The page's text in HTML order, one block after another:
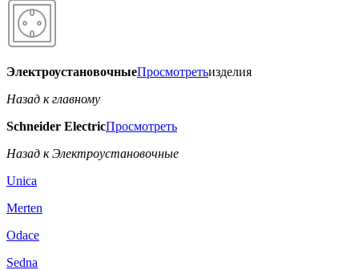
ЭлектроустановочныеПросмотретьизделия
Назад к главному
Schneider ElectricПросмотреть
Назад к Электроустановочные
Unica
Merten
Odace
Sedna